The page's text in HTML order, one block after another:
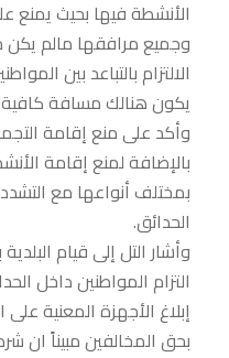
الأنشطة فيها بحيث
وجميع مرافقها مالم يكن
الالتزام بالتباعد بين
يكون هنالك مسافة
وأكد على منع إقامة
بالإضافة لمنع إقامة
بمختلف أنواعها مع
الحدائق.
وأشار التل إلى قيام
التزام المواطنين داخل
إبلاغ الأجهزة المعنية على
بحق المخالفين مبيناً ان